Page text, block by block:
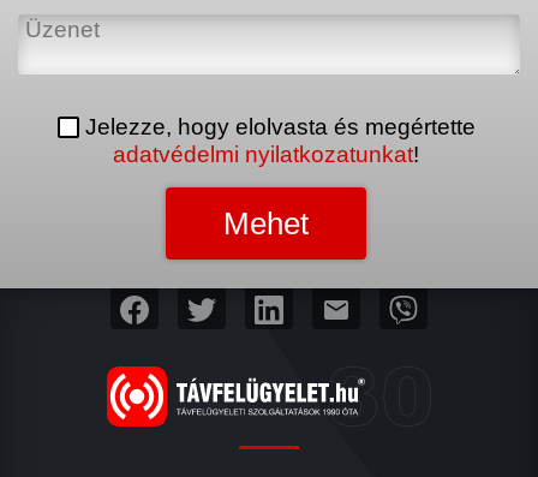
Jelezze, hogy elolvasta és megértette
adatvédelmi nyilatkozatunkat!
mail